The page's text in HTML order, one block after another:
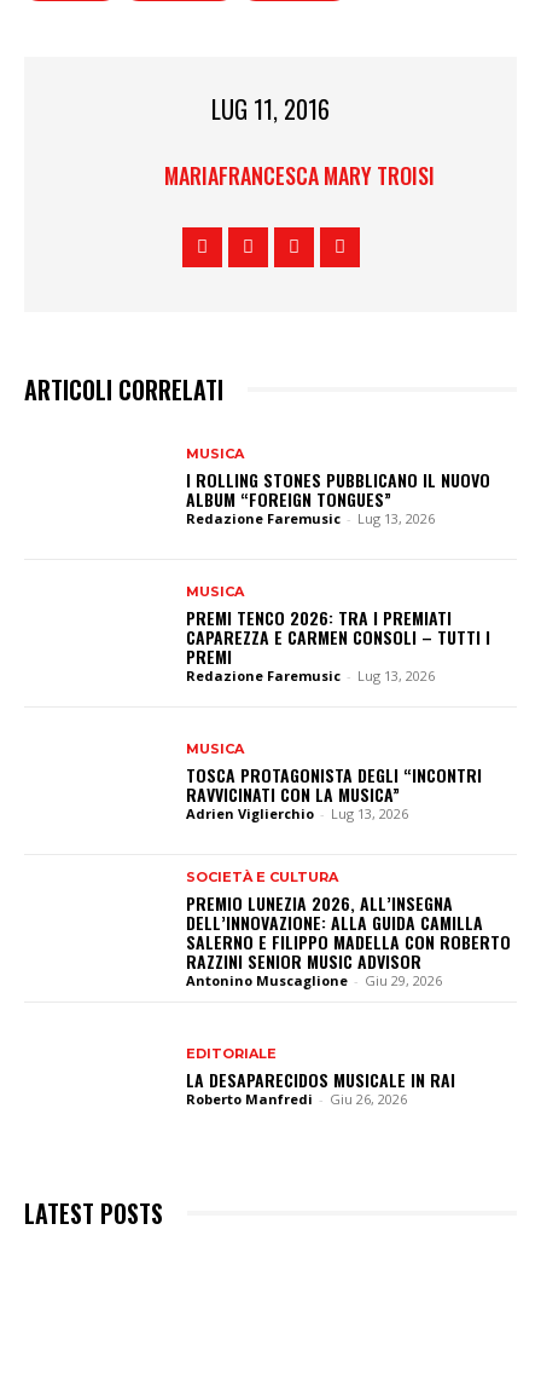
LUG 11, 2016
MARIAFRANCESCA MARY TROISI
ARTICOLI CORRELATI
MUSICA
I ROLLING STONES PUBBLICANO IL NUOVO
ALBUM “FOREIGN TONGUES”
Redazione Faremusic - Lug 13, 2026
MUSICA
PREMI TENCO 2026: TRA I PREMIATI
CAPAREZZA E CARMEN CONSOLI – TUTTI I
PREMI
Redazione Faremusic - Lug 13, 2026
MUSICA
TOSCA PROTAGONISTA DEGLI “INCONTRI
RAVVICINATI CON LA MUSICA”
Adrien Viglierchio - Lug 13, 2026
SOCIETÀ E CULTURA
PREMIO LUNEZIA 2026, ALL’INSEGNA
DELL’INNOVAZIONE: ALLA GUIDA CAMILLA
SALERNO E FILIPPO MADELLA CON ROBERTO
RAZZINI SENIOR MUSIC ADVISOR
Antonino Muscaglione - Giu 29, 2026
EDITORIALE
LA DESAPARECIDOS MUSICALE IN RAI
Roberto Manfredi - Giu 26, 2026
LATEST POSTS